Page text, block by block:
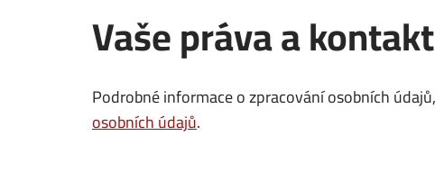
Vaše práva a kontakt
Podrobné informace o zpracování osobních
osobních údajů.